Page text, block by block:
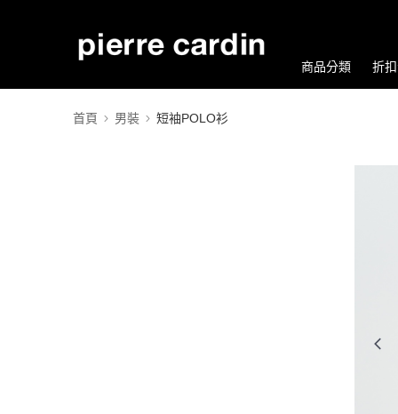
商品分類 折
首頁 男裝 短袖POLO衫